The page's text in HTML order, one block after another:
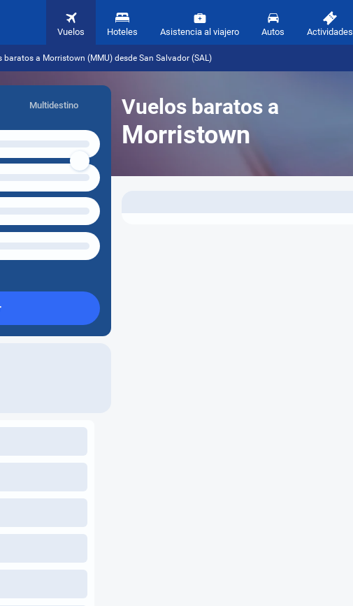
Vuelos Hoteles Asistencia al viajero Autos Actividades
baratos a Morristown (MMU) desde San Salvador (SAL)
Vuelos baratos a
Morristown
Multidestino